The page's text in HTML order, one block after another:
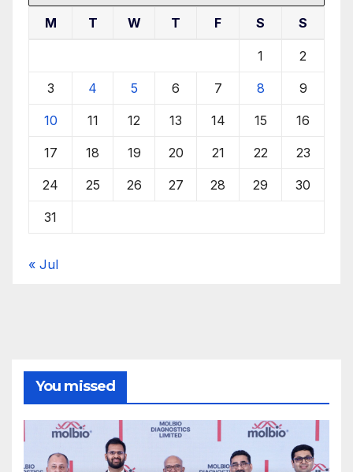
M T W T F S S
1 2
3 4 5 6 7 8 9
10 11 12 13 14 15 16
17 18 19 20 21 22 23
24 25 26 27 28 29 30
31
« Jul
You missed